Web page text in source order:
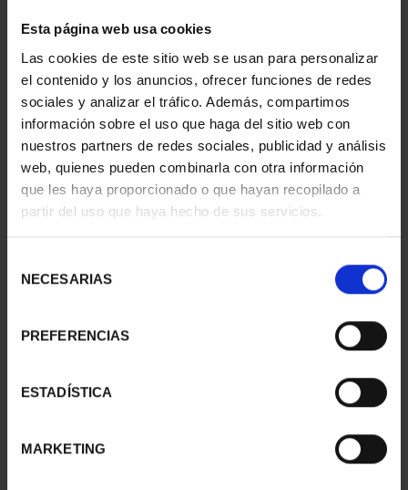
Esta página web usa cookies
Las cookies de este sitio web se usan para personalizar
el contenido y los anuncios, ofrecer funciones de redes
sociales y analizar el tráfico. Además, compartimos
información sobre el uso que haga del sitio web con
nuestros partners de redes sociales, publicidad y análisis
web, quienes pueden combinarla con otra información
que les haya proporcionado o que hayan recopilado a
partir del uso que haya hecho de sus servicios.
NECESARIAS
PREFERENCIAS
ESTADÍSTICA
MARKETING
SUSCRIPCIÓN
CAPITALES DE
949,00 €
registrados
SUSCRIPCIÓN
CAPITALES DE
949,00 €
registrados